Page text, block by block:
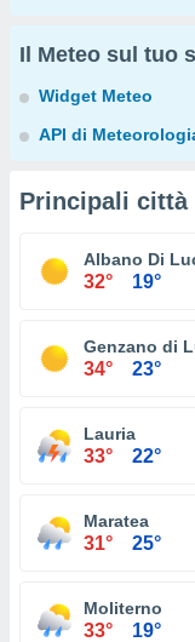
Il Meteo sul tuo
Widget Meteo
API di
Principali città
Albano Di
32° 19°
Genzano di
34° 23°
Lauria
33° 22°
Maratea
31° 25°
Moliterno
33° 19°